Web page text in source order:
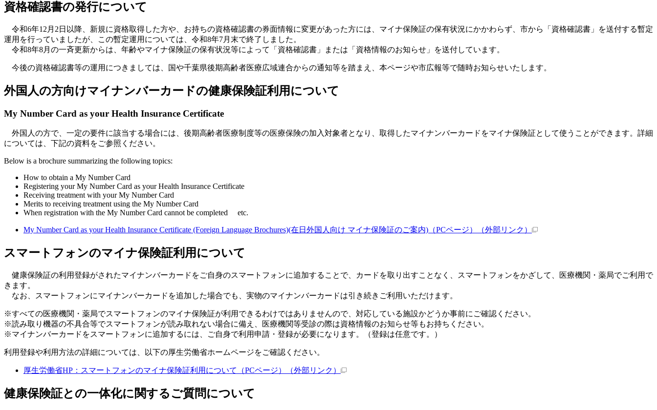
資格確認書の発行について
令和6年12月2日以降、新規に資格取得した方や、お持ちの資格確認書の券面情報に変更があった方には、マイナ保険証の保有状況にかかわらず、市から「資格確認書」を送付する暫定
運用を行っていましたが、この暫定運用については、令和8年7月末で終了しました。
令和8年8月の一斉更新からは、年齢やマイナ保険証の保有状況等によって「資格確認書」または「資格情報のお知らせ」を送付しています。
今後の資格確認書等の運用につきましては、国や千葉県後期高齢者医療広域連合からの通知等を踏まえ、本ページや市広報等で随時お知らせいたします。
外国人の方向けマイナンバーカードの健康保険証利用について
My Number Card as your Health Insurance Certificate
外国人の方で、一定の要件に該当する場合には、後期高齢者医療制度等の医療保険の加入対象者となり、取得したマイナンバーカードをマイナ保険証として使うことができます。詳細
については、下記の資料をご参照ください。
Below is a brochure summarizing the following topics:
How to obtain a My Number Card
Registering your My Number Card as your Health Insurance Certificate
Receiving treatment with your My Number Card
Merits to receiving treatment using the My Number Card
When registration with the My Number Card cannot be completed etc.
My Number Card as your Health Insurance Certificate (Foreign Language Brochures)(在日外国人向け マイナ保険証のご案内)（PCページ） （外部リンク）
スマートフォンのマイナ保険証利用について
健康保険証の利用登録がされたマイナンバーカードをご自身のスマートフォンに追加することで、カードを取り出すことなく、スマートフォンをかざして、医療機関・薬局でご利用で
きます。
なお、スマートフォンにマイナンバーカードを追加した場合でも、実物のマイナンバーカードは引き続きご利用いただけます。
※すべての医療機関・薬局でスマートフォンのマイナ保険証が利用できるわけではありませんので、対応している施設かどうか事前にご確認ください。
※読み取り機器の不具合等でスマートフォンが読み取れない場合に備え、医療機関等受診の際は資格情報のお知らせ等もお持ちください。
※マイナンバーカードをスマートフォンに追加するには、ご自身で利用申請・登録が必要になります。（登録は任意です。）
利用登録や利用方法の詳細については、以下の厚生労働省ホームページをご確認ください。
厚生労働省HP：スマートフォンのマイナ保険証利用について（PCページ） （外部リンク）
健康保険証との一体化に関するご質問について